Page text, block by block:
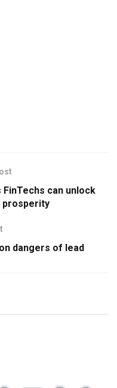
can unlock
prosperity
dangers of lead